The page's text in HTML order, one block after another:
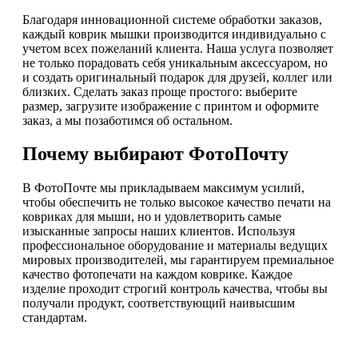
Благодаря инновационной системе обработки заказов,
каждый коврик мышки производится индивидуально с
учетом всех пожеланий клиента. Наша услуга позволяет
не только порадовать себя уникальным аксессуаром, но
и создать оригинальный подарок для друзей, коллег или
близких. Сделать заказ проще простого: выберите
размер, загрузите изображение с принтом и оформите
заказ, а мы позаботимся об остальном.
Почему выбирают ФотоПочту
В ФотоПочте мы прикладываем максимум усилий,
чтобы обеспечить не только высокое качество печати на
ковриках для мыши, но и удовлетворить самые
изысканные запросы наших клиентов. Используя
профессиональное оборудование и материалы ведущих
мировых производителей, мы гарантируем премиальное
качество фотопечати на каждом коврике. Каждое
изделие проходит строгий контроль качества, чтобы вы
получали продукт, соответствующий наивысшим
стандартам.